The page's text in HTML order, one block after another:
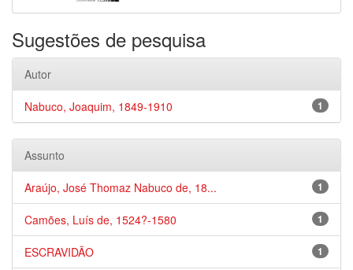
Sugestões de pesquisa
Autor
1
Nabuco, Joaquim, 1849-1910
Assunto
1
Araújo, José Thomaz Nabuco de, 18...
1
Camões, Luís de, 1524?-1580
1
ESCRAVIDÃO